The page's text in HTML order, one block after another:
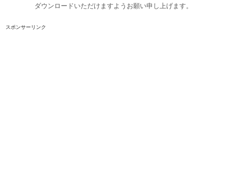
ダウンロードいただけますようお願い申し上げます。
スポンサーリンク